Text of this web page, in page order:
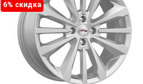
6% cкидка